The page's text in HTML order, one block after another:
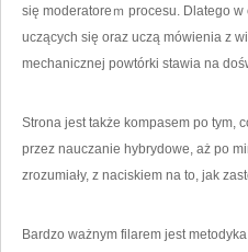
się moderatoreｍ procesu. Dlatego
uczących się oraz uczą mówienia z
mechanicznej powtórki stawia na
Strona jest także kompasem po tym,
przez nauczanie hybrydowe, aż po
zrozumiały, z naciskiem na to, jak
Bardzo ważnym filarem jest